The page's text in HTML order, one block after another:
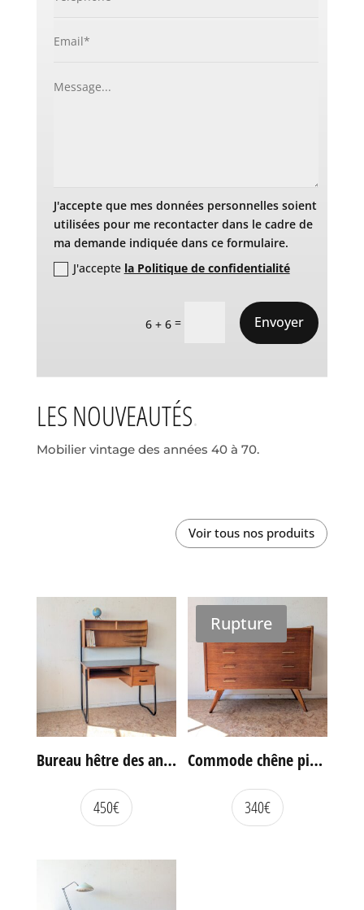
J'accepte que mes données personnelles soient
utilisées pour me recontacter dans le cadre de
ma demande indiquée dans ce formulaire.
J'accepte la Politique de confidentialité
6 + 6 = Envoyer
LES NOUVEAUTÉS
Mobilier vintage des années 40 à 70.
Voir tous nos produits
Bureau hêtre des années 60
450€
Rupture
Commode chêne pieds compas vintage
340€